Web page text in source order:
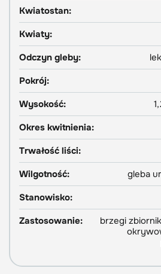
Kwiatostan:
Kwiaty:
Odczyn gleby:
Pokrój:
Wysokość:
Okres kwitnienia:
Trwałość liści:
Wilgotność:
gleba
Stanowisko:
Zastosowanie:
brzegi